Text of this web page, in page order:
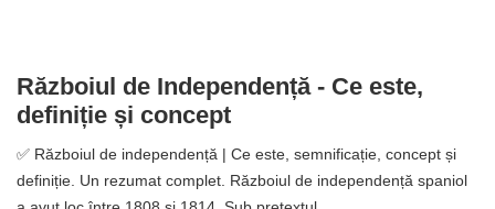
Războiul de Independență - Ce este,
definiție și concept
✅ Războiul de independență | Ce este, semnificație, concept și
definiție. Un rezumat complet. Războiul de independență spaniol